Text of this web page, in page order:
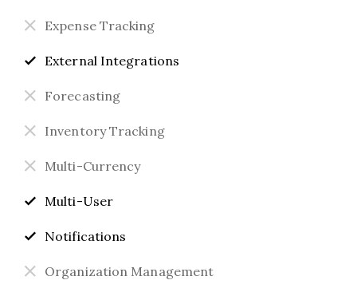
Expense Tracking
External Integrations
Forecasting
Inventory Tracking
Multi-Currency
Multi-User
Notifications
Organization Management